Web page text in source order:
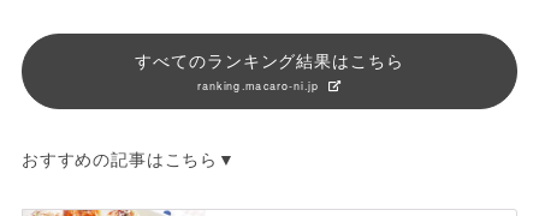
すべてのランキング結果はこちら
ranking.macaro-ni.jp
おすすめの記事はこちら▼